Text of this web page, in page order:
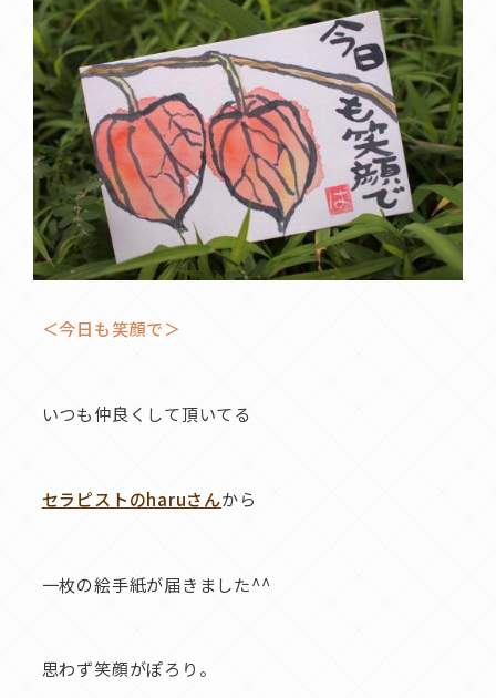
＜今日も笑顔で＞
いつも仲良くして頂いてる
セラピストのharuさんから
一枚の絵手紙が届きました^^
思わず笑顔がぽろり。